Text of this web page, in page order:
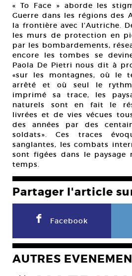
« To Face » aborde les
Guerre dans les régions des
la frontière avec l’Autriche.
les murs de protection en
par les bombardements,
encore les tombes se
Paola De Pietri nous dit à
«sur les montagnes, où le
arrêté et où seul le
imprimé sa trace, les
naturels sont en fait le
livrées et de vies vécues
des années par des
soldats». Ces traces
sanglantes, les combats
sont figées dans le paysage
temps.
Partager l'article
F Facebook
AUTRES